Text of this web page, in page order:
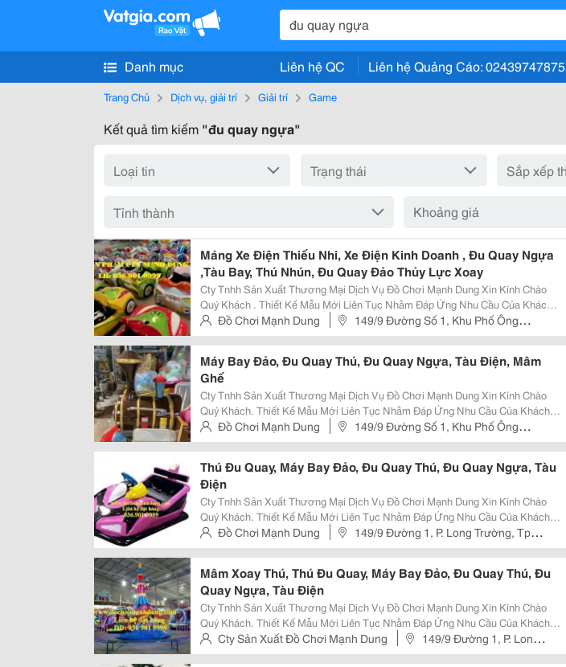
Danh mục Liên hệ QC Liên hệ Quảng Cáo: 02439747875
Trang Chủ Dịch vụ, giải trí Giải trí Game
Kết quả tìm kiếm "đu quay ngựa"
Khoảng giá
Máng Xe Điện Thiếu Nhi, Xe Điện Kinh Doanh , Đu Quay Ngựa
,Tàu Bay, Thú Nhún, Đu Quay Đảo Thủy Lực Xoay
Cty Tnhh Sản Xuất Thương Mại Dịch Vụ Đồ Chơi Mạnh Dung Xin Kính Chào
Quý Khách . Thiết Kế Mẫu Mới Liên Tục Nhằm Đáp Ứng Nhu Cầu Của Khách
Hàng . Sản Xuất Chuyên Sản Xuất Thiết Kế Trò Chơi Phục Vụ Khu Vui Chơi
Kinh Doanh Mẫu Mã Đa Dạng...! Liên...
Đồ Chơi Mạnh Dung
149/9 Đường Số 1, Khu Phố Ông
Nhiêu, Long Trường, Tp Thủ Đức
Máy Bay Đảo, Đu Quay Thú, Đu Quay Ngựa, Tàu Điện, Mâm
Ghế
Cty Tnhh Sản Xuất Thương Mại Dịch Vụ Đồ Chơi Mạnh Dung Xin Kính Chào
Quý Khách. Thiết Kế Mẫu Mới Liên Tục Nhằm Đáp Ứng Nhu Cầu Của Khách
Hàng . Chuyên Sản Xuất Thiết Kế Trò Chơi Phục Vụ Khu Vui Chơi Kinh Doanh
Mẫu Mã Đa Dạng...! Liên Hệ Đặt Hàng:...
Đồ Chơi Mạnh Dung
149/9 Đường Số 1, Khu Phố Ông
Nhiêu, Long Trường, Tp Thủ Đức
Thú Đu Quay, Máy Bay Đảo, Đu Quay Thú, Đu Quay Ngựa, Tàu
Điện
Cty Tnhh Sản Xuất Thương Mại Dịch Vụ Đồ Chơi Mạnh Dung Xin Kính Chào
Quý Khách. Thiết Kế Mẫu Mới Liên Tục Nhằm Đáp Ứng Nhu Cầu Của Khách
Hàng . Chuyên Sản Xuất Thiết Kế Trò Chơi Phục Vụ Khu Vui Chơi Kinh Doanh
Mẫu Mã Đa Dạng...! Liên Hệ Đặt Hàng:...
Đồ Chơi Mạnh Dung
149/9 Đường 1, P. Long Trường, Tp
Thủ Đức
Mâm Xoay Thú, Thú Đu Quay, Máy Bay Đảo, Đu Quay Thú, Đu
Quay Ngựa, Tàu Điện
Cty Tnhh Sản Xuất Thương Mại Dịch Vụ Đồ Chơi Mạnh Dung Xin Kính Chào
Quý Khách. Thiết Kế Mẫu Mới Liên Tục Nhằm Đáp Ứng Nhu Cầu Của Khách
Hàng . Chuyên Sản Xuất Thiết Kế Trò Chơi Phục Vụ Khu Vui Chơi Kinh Doanh
Mẫu Mã Đa Dạng...! Liên Hệ Đặt Hàng:...
Cty Sản Xuất Đồ Chơi Mạnh Dung
149/9 Đường 1, P. Long
Trường, Tp Thủ Đức